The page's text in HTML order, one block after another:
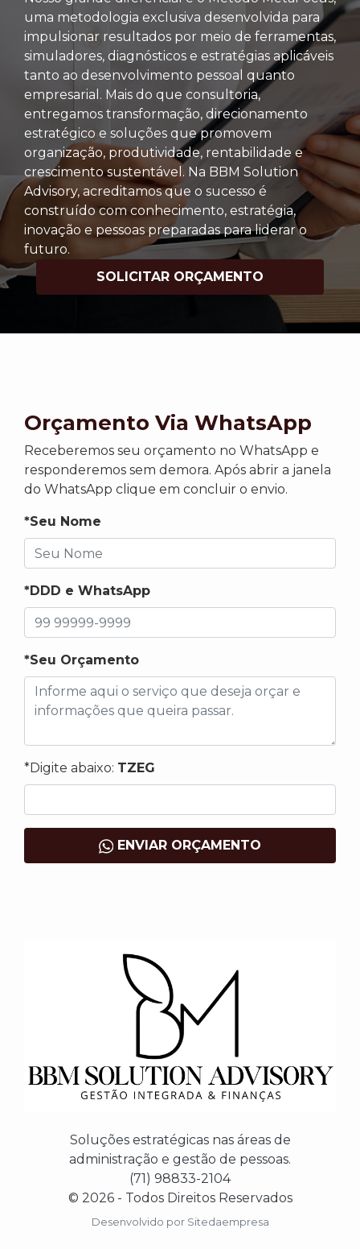
uma metodologia exclusiva desenvolvida para
impulsionar resultados por meio de ferramentas,
simuladores, diagnósticos e estratégias aplicáveis
tanto ao desenvolvimento pessoal quanto
empresarial. Mais do que consultoria,
entregamos transformação, direcionamento
estratégico e soluções que promovem
organização, produtividade, rentabilidade e
crescimento sustentável. Na BBM Solution
Advisory, acreditamos que o sucesso é
construído com conhecimento, estratégia,
inovação e pessoas preparadas para liderar o
futuro.
SOLICITAR ORÇAMENTO
Orçamento Via WhatsApp
Receberemos seu orçamento no WhatsApp e
responderemos sem demora. Após abrir a janela
do WhatsApp clique em concluir o envio.
*Seu Nome
*DDD e WhatsApp
*Seu Orçamento
*Digite abaixo: TZEG
ENVIAR ORÇAMENTO
Soluções estratégicas nas áreas de
administração e gestão de pessoas.
(71) 98833-2104
© 2026 - Todos Direitos Reservados
Desenvolvido por Sitedaempresa